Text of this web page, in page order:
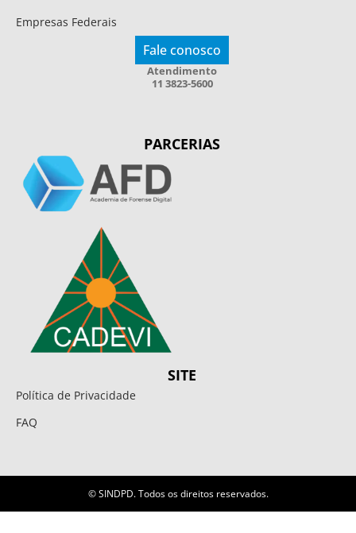
Empresas Federais
Fale conosco
Atendimento
11 3823-5600
PARCERIAS
SITE
Política de Privacidade
FAQ
© SINDPD. Todos os direitos reservados.